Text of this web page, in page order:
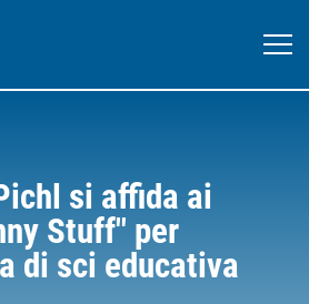
si affida ai
Stuff" per
di sci educativa